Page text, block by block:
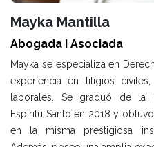
Mayka Mantilla
Abogada I Asociada
Mayka se especializa en
experiencia en litigios
laborales. Se graduó de la
Espíritu Santo en 2018 y
en la misma prestigiosa